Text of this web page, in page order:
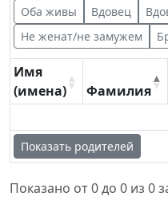
Оба живы Вдовец
Не женат/не замужем
Имя
(имена)
Фамилия
Показать родителей
Показано от 0 до 0 из 0